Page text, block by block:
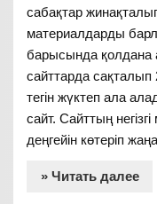
сабақтар
материалдарды
барысында қолдана
сайттарда сақталып
тегін жүктеп ала
сайт. Сайттың
деңгейін көтеріп
» Читать далее